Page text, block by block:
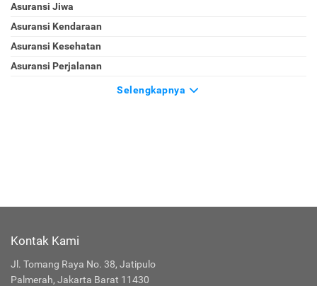
Asuransi Jiwa
Asuransi Kendaraan
Asuransi Kesehatan
Asuransi Perjalanan
Selengkapnya
Kontak Kami
Jl. Tomang Raya No. 38, Jatipulo
Palmerah, Jakarta Barat 11430